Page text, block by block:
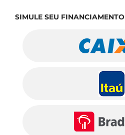
SIMULE SEU FINANCIAMENTO